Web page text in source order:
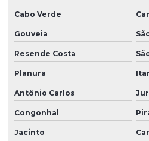
Cabo Verde
Gouveia
Resende Costa
Planura
Antônio Carlos
Congonhal
Jacinto